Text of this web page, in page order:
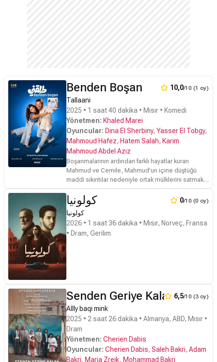
Benden Boşan 10,0/10 (1 oy)
Tallaani
2025 • 1 saat 40 dakika • Mısır • Komedi
Yönetmen: Khaled Marei
Oyuncular: Dina El Sherbiny, Yasser El Tobgy,
Mahmoud Hafez, Hatem Salah, Karim
Mahmoud Abdel Aziz
Boşanmalarının ardından farklı hayatlar kuran
Mahmud ve Cemile, Mahmud’un içine düştüğü
maddi sıkıntılar nedeniyle ortak mülklerini satmak
elden çıkarıp bir kez daha yollarını ayırmaktır;
ancak satış sürecinde peş peşe yaşanan aksilikler
ve yanlış anlaşılmalar, ikiliyi hiç hesaplamadıkları bir
durumun ortasına sürükler.
كولونيا 0/10 (0 oy)
كولونيا
2026 • 1 saat 36 dakika • Mısır, Norveç, Fransa
• Dram, Gerilim
Senden Geriye Kalan6,5/10 (3 oy)
Allly baqi mink
2025 • 2 saat 26 dakika • Almanya, ABD, Mısır •
Dram
Yönetmen: Cherien Dabis
Oyuncular: Cherien Dabis, Saleh Bakri, Adam
Bakri, Maria Zreik, Mohammad Bakri